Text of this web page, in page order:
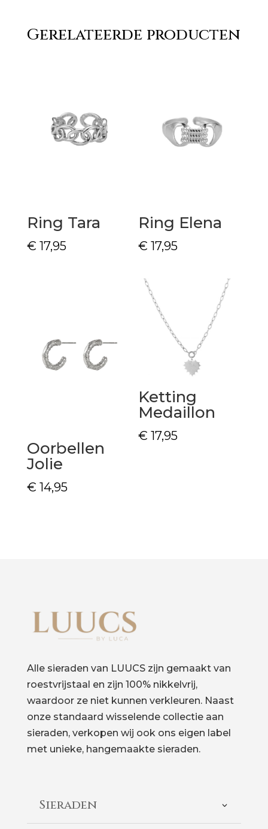
Gerelateerde producten
Ring Tara
€ 17,95
Ring Elena
€ 17,95
Oorbellen
Jolie
€ 14,95
Ketting
Medaillon
€ 17,95
Alle sieraden van LUUCS zijn gemaakt van
roestvrijstaal en zijn 100% nikkelvrij,
waardoor ze niet kunnen verkleuren. Naast
onze standaard wisselende collectie aan
sieraden, verkopen wij ook ons eigen label
met unieke, hangemaakte sieraden.
Sieraden